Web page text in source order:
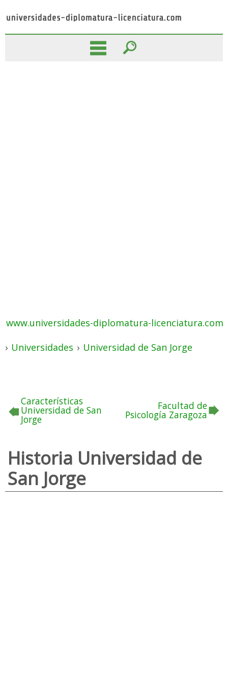
www.universidades-diplomatura-licenciatura.com
› Universidades › Universidad de San Jorge
Características
Universidad de San
Jorge
Facultad de
Psicología Zaragoza
Historia Universidad de
San Jorge